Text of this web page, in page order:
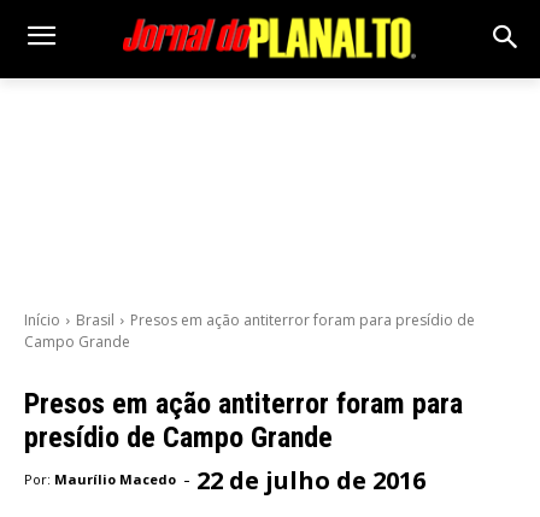
Início Brasil
Presos em ação antiterror foram para presídio de
Campo Grande
Presos em ação antiterror foram para
presídio de Campo Grande
Por: Maurílio Macedo - 22 de julho de 2016